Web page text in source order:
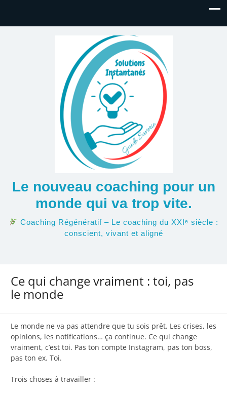
Le nouveau coaching pour un
monde qui va trop vite.
Coaching Régénératif – Le coaching du XXIᵉ siècle :
conscient, vivant et aligné
Ce qui change vraiment : toi, pas
le monde
Le monde ne va pas attendre que tu sois prêt. Les crises, les
opinions, les notifications… ça continue. Ce qui change
vraiment, c’est toi. Pas ton compte Instagram, pas ton boss,
pas ton ex. Toi.
Trois choses à travailler :